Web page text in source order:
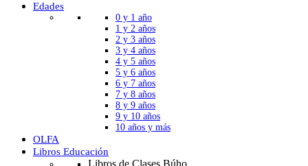
Edades
0 y 1 año
1 y 2 años
2 y 3 años
3 y 4 años
4 y 5 años
5 y 6 años
6 y 7 años
7 y 8 años
8 y 9 años
9 y 10 años
10 años y más
OLFA
Libros Educación
Libros de Clases Búho